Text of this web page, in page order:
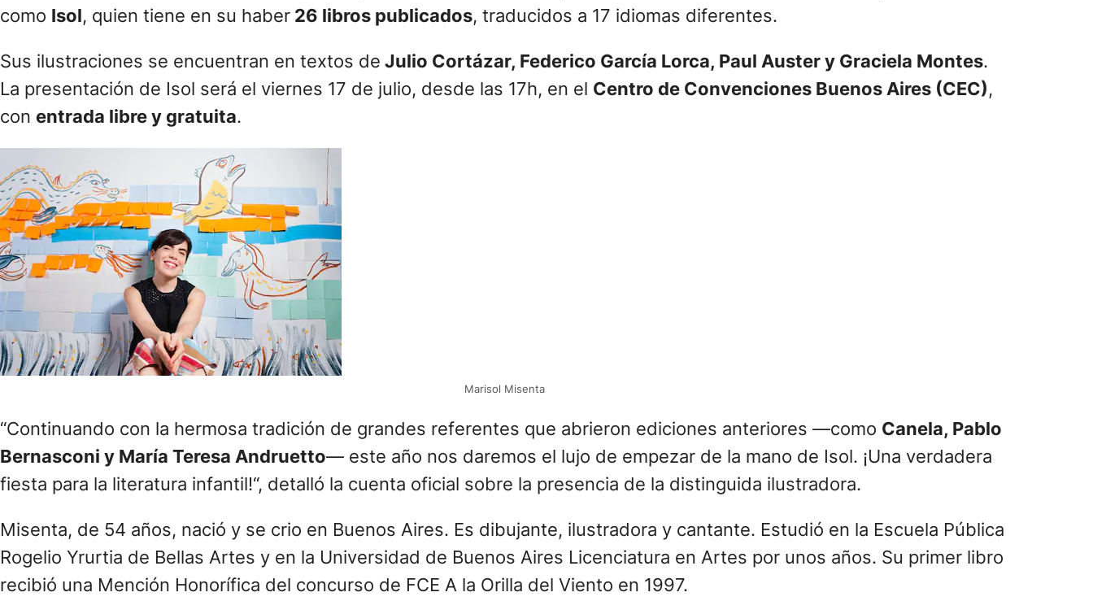
como Isol, quien tiene en su haber 26 libros publicados, traducidos a 17 idiomas diferentes.
Sus ilustraciones se encuentran en textos de Julio Cortázar, Federico García Lorca, Paul Auster y Graciela Montes.
La presentación de Isol será el viernes 17 de julio, desde las 17h, en el Centro de Convenciones Buenos Aires (CEC),
con entrada libre y gratuita.
Marisol Misenta
“Continuando con la hermosa tradición de grandes referentes que abrieron ediciones anteriores —como Canela, Pablo
Bernasconi y María Teresa Andruetto— este año nos daremos el lujo de empezar de la mano de Isol. ¡Una verdadera
fiesta para la literatura infantil!“, detalló la cuenta oficial sobre la presencia de la distinguida ilustradora.
Misenta, de 54 años, nació y se crio en Buenos Aires. Es dibujante, ilustradora y cantante. Estudió en la Escuela Pública
Rogelio Yrurtia de Bellas Artes y en la Universidad de Buenos Aires Licenciatura en Artes por unos años. Su primer libro
recibió una Mención Honorífica del concurso de FCE A la Orilla del Viento en 1997.